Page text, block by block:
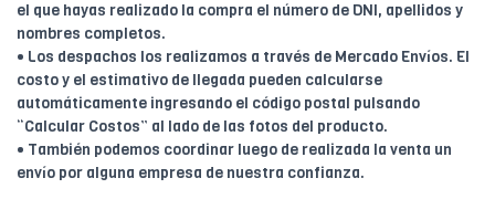
el que hayas realizado la compra el número de DNI, apellidos y
nombres completos.
• Los despachos los realizamos a través de Mercado Envíos. El
costo y el estimativo de llegada pueden calcularse
automáticamente ingresando el código postal pulsando
“Calcular Costos” al lado de las fotos del producto.
• También podemos coordinar luego de realizada la venta un
envío por alguna empresa de nuestra confianza.